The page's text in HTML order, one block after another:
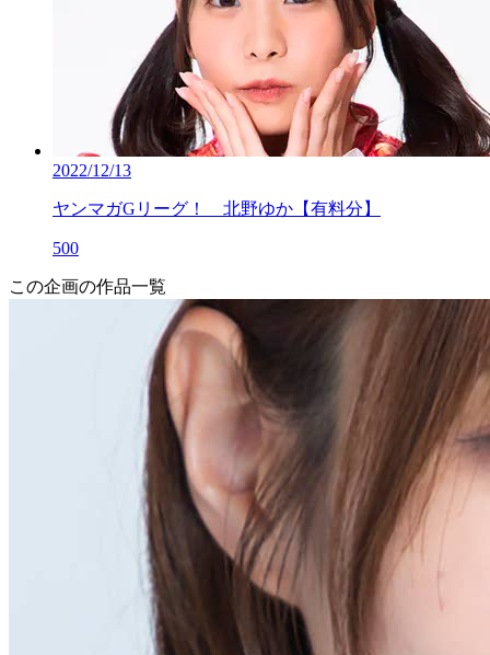
2022/12/13
ヤンマガGリーグ！ 北野ゆか【有料分】
500
この企画の作品一覧